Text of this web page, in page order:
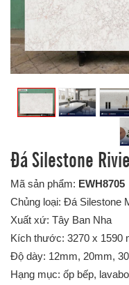
Đá Silestone
Mã sản phẩm: EWH8705
Chủng loại: Đá Silestone
Xuất xứ: Tây Ban Nha
Kích thước: 3270 x 1590
Độ dày: 12mm, 20mm,
Hạng mục: ốp bếp,